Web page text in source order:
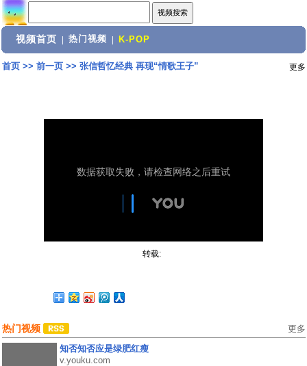
视频首页 热门视频 K-POP
首页>> 前一页>> 张信哲忆经典 再现“情歌王子” 更多
转载:
热门视频 更多
知否知否应是绿肥红瘦
v.youku.com